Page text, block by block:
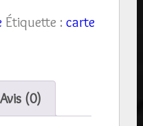
Étiquette : carte
Avis (0)